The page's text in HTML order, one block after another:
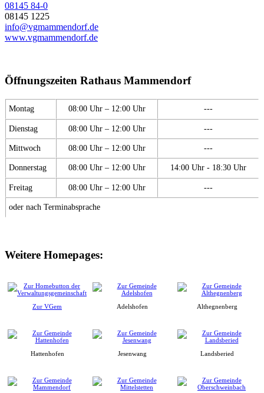
08145 84-0
08145 1225
info@vgmammendorf.de
www.vgmammendorf.de
Öffnungszeiten Rathaus Mammendorf
Montag 08:00 Uhr – 12:00 Uhr ---
Dienstag 08:00 Uhr – 12:00 Uhr ---
Mittwoch 08:00 Uhr – 12:00 Uhr ---
Donnerstag 08:00 Uhr – 12:00 Uhr 14:00 Uhr - 18:30 Uhr
Freitag 08:00 Uhr – 12:00 Uhr ---
oder nach Terminabsprache
Weitere Homepages:
Zur VGem Adelshofen Althegnenberg
Hattenhofen Jesenwang Landsberied